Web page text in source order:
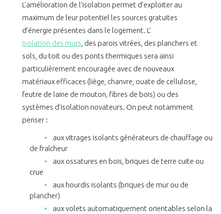
L’amélioration de l’isolation permet d’exploiter au
maximum de leur potentiel les sources gratuites
d’énergie présentes dans le logement. L’
isolation des murs , des parois vitrées, des planchers et
sols, du toit ou des ponts thermiques sera ainsi
particulièrement encouragée avec de nouveaux
matériaux efficaces (liège, chanvre, ouate de cellulose,
feutre de laine de mouton, fibres de bois) ou des
systèmes d’isolation novateurs. On peut notamment
penser :
aux vitrages isolants générateurs de chauffage ou
de fraîcheur
aux ossatures en bois, briques de terre cuite ou
crue
aux hourdis isolants (briques de mur ou de
plancher)
aux volets automatiquement orientables selon la